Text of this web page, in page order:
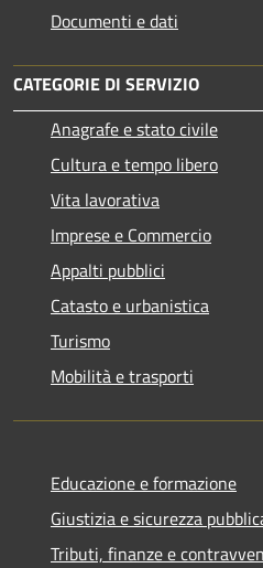
Documenti e dati
CATEGORIE DI SERVIZIO
Anagrafe e stato civile
Cultura e tempo libero
Vita lavorativa
Imprese e Commercio
Appalti pubblici
Catasto e urbanistica
Turismo
Mobilità e trasporti
Educazione e formazione
Giustizia e sicurezza
Tributi, finanze e